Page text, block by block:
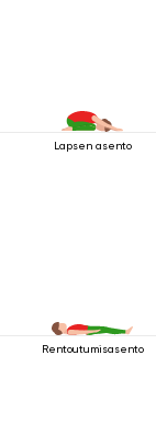
Lapsen asento
Rentoutumisasento